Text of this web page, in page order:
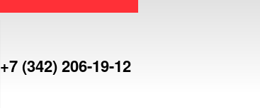
+7 (342) 206-19-12